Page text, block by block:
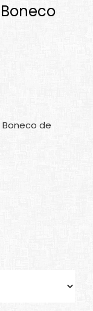
de